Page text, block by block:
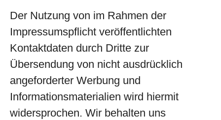
Der Nutzung von im Rahmen der
Impressumspflicht veröffentlichten
Kontaktdaten durch Dritte zur
Übersendung von nicht ausdrücklich
angeforderter Werbung und
Informationsmaterialien wird hiermit
widersprochen. Wir behalten uns